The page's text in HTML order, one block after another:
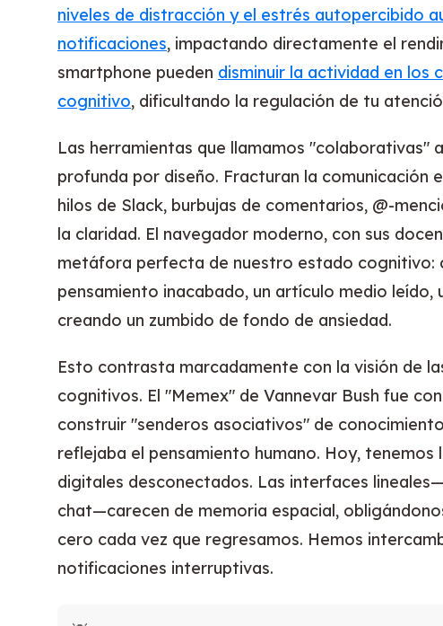
niveles de distracción y el estrés autopercibido
notificaciones, impactando directamente el
smartphone pueden disminuir la actividad en los
cognitivo, dificultando la regulación de tu
Las herramientas que llamamos "colaborativas"
profunda por diseño. Fracturan la comunicación
hilos de Slack, burbujas de comentarios, @-
la claridad. El navegador moderno, con sus
metáfora perfecta de nuestro estado cognitivo:
pensamiento inacabado, un artículo medio leído,
creando un zumbido de fondo de ansiedad.
Esto contrasta marcadamente con la visión de
cognitivos. El "Memex" de Vannevar Bush fue
construir "senderos asociativos" de
reflejaba el pensamiento humano. Hoy,
digitales desconectados. Las interfaces
chat—carecen de memoria espacial,
cero cada vez que regresamos. Hemos
notificaciones interruptivas.